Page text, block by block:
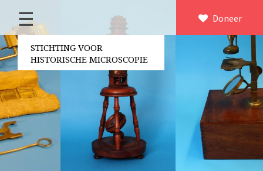
×
Home
Over ons
Contact
Bestuur
Vrijwilligers
Partners
Jaarverslagen
Doneer
☰
STICHTING VOOR
HISTORISCHE MICROSCOPIE